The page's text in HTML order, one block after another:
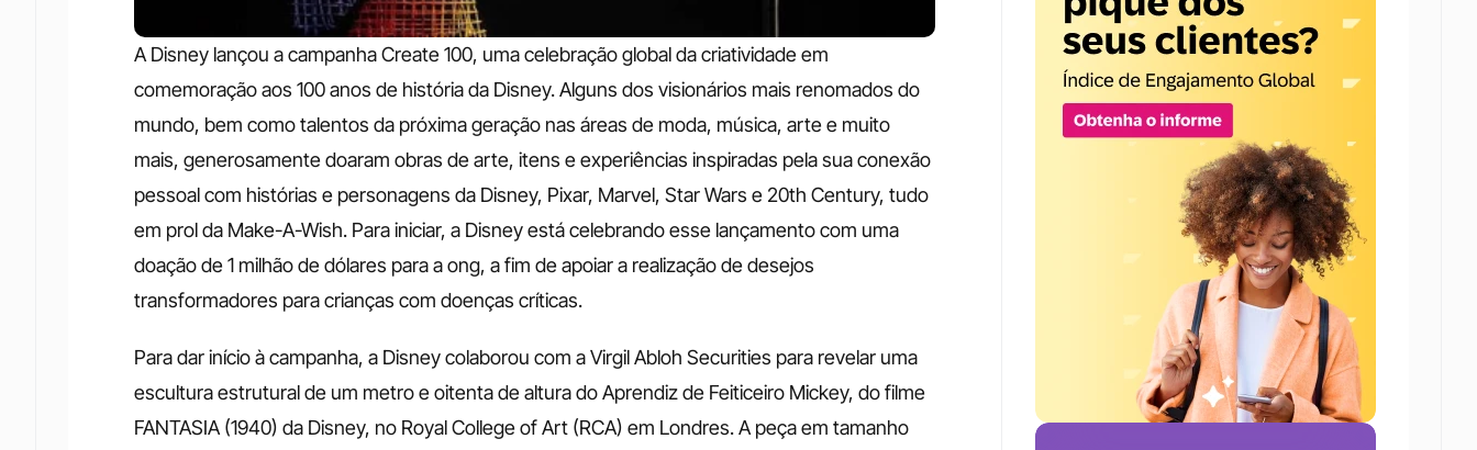
A Disney lançou a campanha Create 100, uma celebração global da criatividade em
comemoração aos 100 anos de história da Disney. Alguns dos visionários mais renomados do
mundo, bem como talentos da próxima geração nas áreas de moda, música, arte e muito
mais, generosamente doaram obras de arte, itens e experiências inspiradas pela sua conexão
pessoal com histórias e personagens da Disney, Pixar, Marvel, Star Wars e 20th Century, tudo
em prol da Make-A-Wish. Para iniciar, a Disney está celebrando esse lançamento com uma
doação de 1 milhão de dólares para a ong, a fim de apoiar a realização de desejos
transformadores para crianças com doenças críticas.
Para dar início à campanha, a Disney colaborou com a Virgil Abloh Securities para revelar uma
escultura estrutural de um metro e oitenta de altura do Aprendiz de Feiticeiro Mickey, do filme
FANTASIA (1940) da Disney, no Royal College of Art (RCA) em Londres. A peça em tamanho